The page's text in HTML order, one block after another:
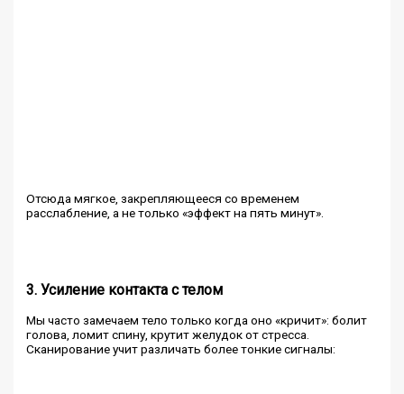
Отсюда мягкое, закрепляющееся со временем
расслабление, а не только «эффект на пять минут».
3. Усиление контакта с телом
Мы часто замечаем тело только когда оно «кричит»: болит
голова, ломит спину, крутит желудок от стресса.
Сканирование учит различать более тонкие сигналы: